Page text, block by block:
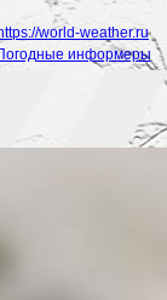
https://world-weather.ru
информеры